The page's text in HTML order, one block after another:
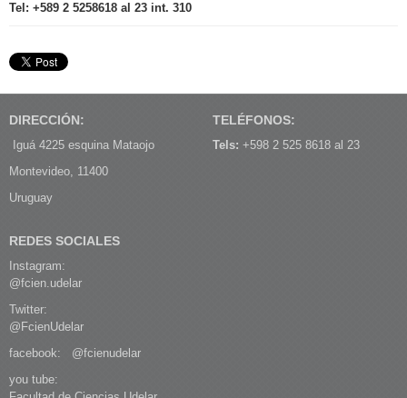
Tel: +589 2 5258618 al 23 int. 310
DIRECCIÓN:
Iguá 4225 esquina Mataojo
Montevideo, 11400
Uruguay
TELÉFONOS:
Tels: +598 2 525 8618 al 23
REDES SOCIALES
Instagram:
@fcien.udelar
Twitter:
@FcienUdelar
facebook: @fcienudelar
you tube: